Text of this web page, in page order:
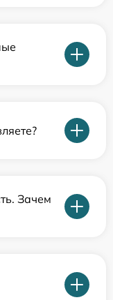
Зачем